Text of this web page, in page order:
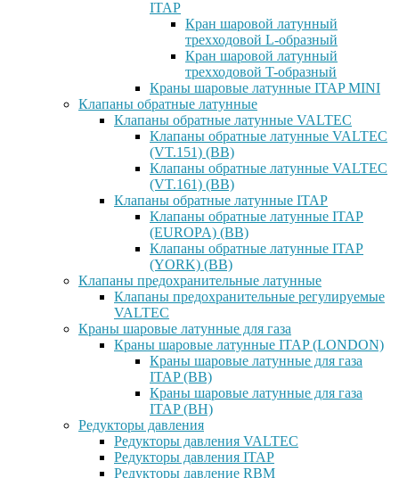
ITAP
Кран шаровой латунный
трехходовой L-образный
Кран шаровой латунный
трехходовой T-образный
Краны шаровые латунные ITAP MINI
Клапаны обратные латунные
Клапаны обратные латунные VALTEC
Клапаны обратные латунные VALTEC
(VT.151) (ВВ)
Клапаны обратные латунные VALTEC
(VT.161) (ВВ)
Клапаны обратные латунные ITAP
Клапаны обратные латунные ITAP
(EUROPA) (ВВ)
Клапаны обратные латунные ITAP
(YORK) (ВВ)
Клапаны предохранительные латунные
Клапаны предохранительные регулируемые
VALTEC
Краны шаровые латунные для газа
Краны шаровые латунные ITAP (LONDON)
Краны шаровые латунные для газа
ITAP (ВВ)
Краны шаровые латунные для газа
ITAP (ВН)
Редукторы давления
Редукторы давления VALTEC
Редукторы давления ITAP
Редукторы давление RBM